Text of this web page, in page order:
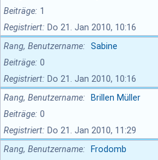
Beiträge 1
Registriert
Do 21. Jan 2010, 10:16
Rang, Benutzername
Sabine
Beiträge 0
Registriert
Do 21. Jan 2010, 10:16
Rang, Benutzername
Brillen Müller
Beiträge 0
Registriert
Do 21. Jan 2010, 11:29
Rang, Benutzername
Frodomb